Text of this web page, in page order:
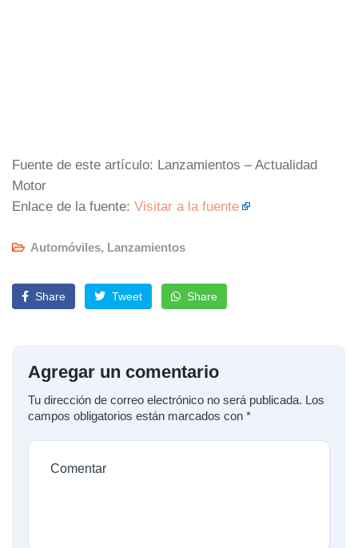
Fuente de este artículo: Lanzamientos – Actualidad
Motor
Enlace de la fuente: Visitar a la fuente
Automóviles, Lanzamientos
Share Tweet Share
Agregar un comentario
Tu dirección de correo electrónico no será publicada. Los
campos obligatorios están marcados con *